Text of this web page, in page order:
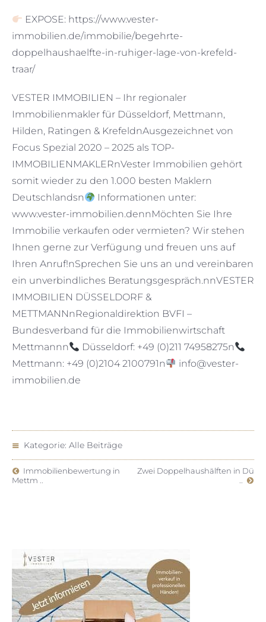
EXPOSE: https://www.vester-
immobilien.de/immobilie/begehrte-
doppelhaushaelfte-in-ruhiger-lage-von-krefeld-
traar/
VESTER IMMOBILIEN – Ihr regionaler
Immobilienmakler für Düsseldorf, Mettmann,
Hilden, Ratingen & KrefeldnAusgezeichnet von
Focus Spezial 2020 – 2025 als TOP-
IMMOBILIENMAKLERnVester Immobilien gehört
somit wieder zu den 1.000 besten Maklern
Deutschlandsn
Informationen unter:
www.vester-immobilien.dennMöchten Sie Ihre
Immobilie verkaufen oder vermieten? Wir stehen
Ihnen gerne zur Verfügung und freuen uns auf
Ihren Anruf!nSprechen Sie uns an und vereinbaren
ein unverbindliches Beratungsgespräch.nnVESTER
IMMOBILIEN DÜSSELDORF &
METTMANNnRegionaldirektion BVFI –
Bundesverband für die Immobilienwirtschaft
Mettmannn
Düsseldorf: +49 (0)211 74958275n
Mettmann: +49 (0)2104 2100791n
info@vester-
immobilien.de
Kategorie: Alle Beiträge
Immobilienbewertung in
Mettm ..
Zwei Doppelhaushälften in Dü